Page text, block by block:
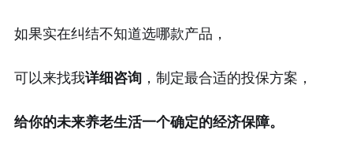
如果实在纠结不知道选哪款产品，
可以来找我详细咨询，制定最合适的投保方案，
给你的未来养老生活一个确定的经济保障。